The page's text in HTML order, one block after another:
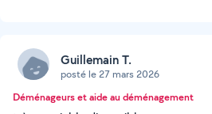
Guillemain T.
posté le 27 mars 2026
Déménageurs et aide au déménagement